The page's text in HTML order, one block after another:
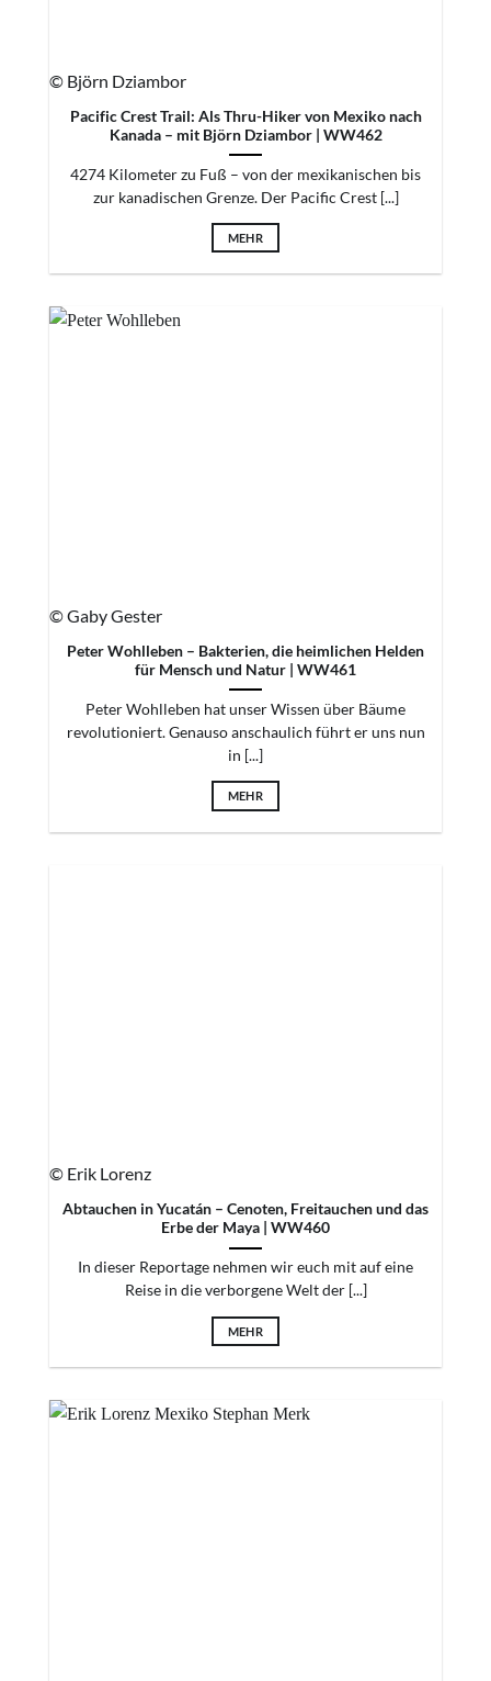
© Björn Dziambor
Pacific Crest Trail: Als Thru-Hiker von Mexiko nach
Kanada – mit Björn Dziambor | WW462
4274 Kilometer zu Fuß – von der mexikanischen bis
zur kanadischen Grenze. Der Pacific Crest [...]
MEHR
© Gaby Gester
Peter Wohlleben – Bakterien, die heimlichen Helden
für Mensch und Natur | WW461
Peter Wohlleben hat unser Wissen über Bäume
revolutioniert. Genauso anschaulich führt er uns nun
in [...]
MEHR
© Erik Lorenz
Abtauchen in Yucatán – Cenoten, Freitauchen und das
Erbe der Maya | WW460
In dieser Reportage nehmen wir euch mit auf eine
Reise in die verborgene Welt der [...]
MEHR